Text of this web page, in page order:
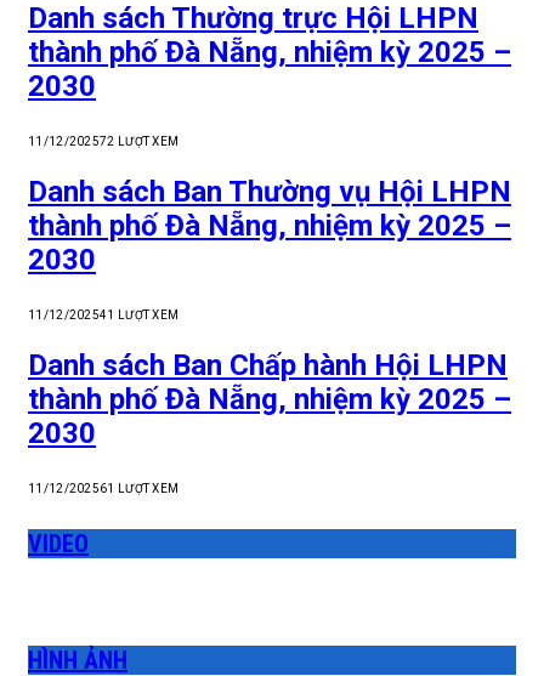
Danh sách Thường trực Hội LHPN
thành phố Đà Nẵng, nhiệm kỳ 2025 –
2030
11/12/202572 LƯỢT XEM
Danh sách Ban Thường vụ Hội LHPN
thành phố Đà Nẵng, nhiệm kỳ 2025 –
2030
11/12/202541 LƯỢT XEM
Danh sách Ban Chấp hành Hội LHPN
thành phố Đà Nẵng, nhiệm kỳ 2025 –
2030
11/12/202561 LƯỢT XEM
VIDEO
HÌNH ẢNH